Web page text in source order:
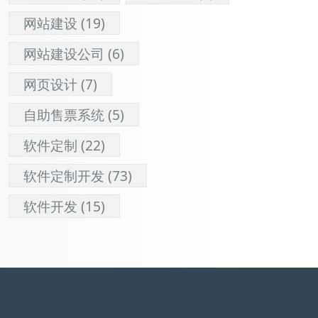
网站建设 (19)
网站建设公司 (6)
网页设计(7)
自助售票系统(5)
软件定制 (22)
软件定制开发 (73)
软件开发 (15)